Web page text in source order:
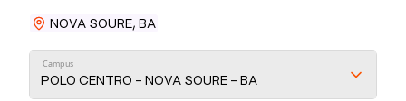
NOVA SOURE, BA
Campus
POLO CENTRO - NOVA SOURE - BA